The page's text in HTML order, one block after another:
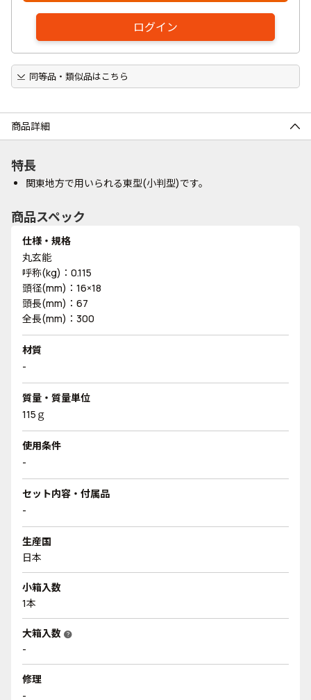
ログイン
同等品・類似品はこちら
商品詳細
特長
関東地方で用いられる東型(小判型)です。
商品スペック
仕様・規格
丸玄能
呼称(kg)：0.115
頭径(mm)：16×18
頭長(mm)：67
全長(mm)：300
材質
-
質量・質量単位
115ｇ
使用条件
-
セット内容・付属品
-
生産国
日本
小箱入数
1本
大箱入数 help
-
修理
-